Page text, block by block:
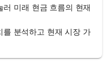
미래 현금 흐름의 현재
를 분석하고 현재 시장 가